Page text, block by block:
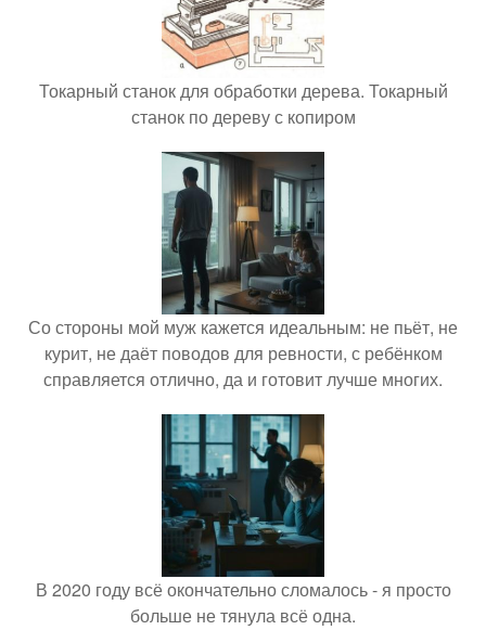
Токарный станок для обработки дерева. Токарный
станок по дереву с копиром
Со стороны мой муж кажется идеальным: не пьёт, не
курит, не даёт поводов для ревности, с ребёнком
справляется отлично, да и готовит лучше многих.
В 2020 году всё окончательно сломалось - я просто
больше не тянула всё одна.